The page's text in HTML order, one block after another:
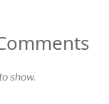
show.